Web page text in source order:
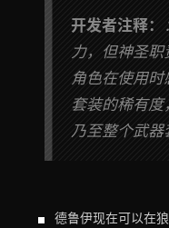
开发者注释：
力，但神圣
角色在使用
套装的稀有
乃至整个武器
德鲁伊现在可以在